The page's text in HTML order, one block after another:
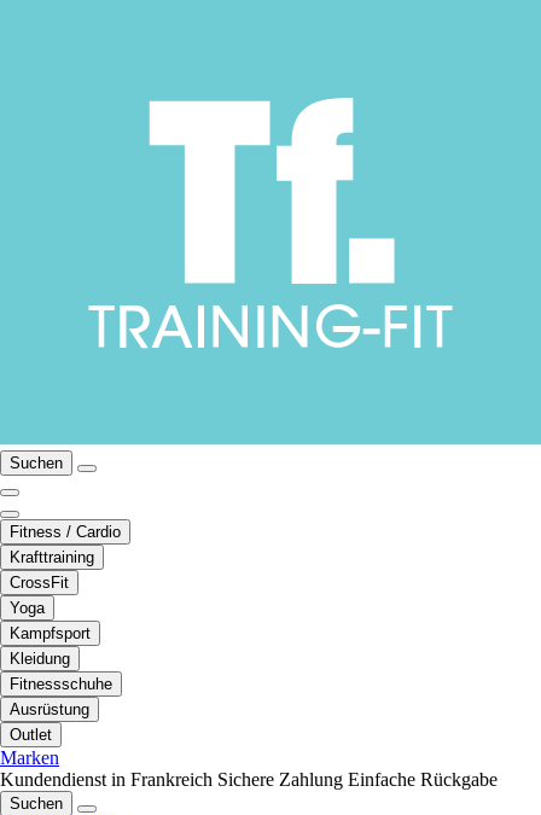
Suchen
Fitness / Cardio
Krafttraining
CrossFit
Yoga
Kampfsport
Kleidung
Fitnessschuhe
Ausrüstung
Outlet
Marken
Kundendienst in Frankreich Sichere Zahlung Einfache Rückgabe
Suchen